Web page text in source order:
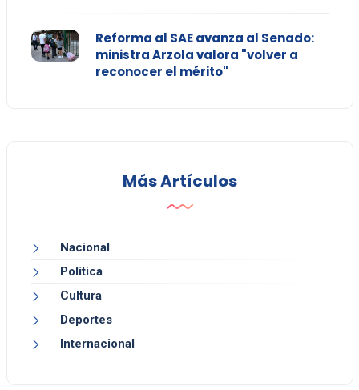
Reforma al SAE avanza al Senado:
ministra Arzola valora "volver a
reconocer el mérito"
Más Artículos
Nacional
Política
Cultura
Deportes
Internacional